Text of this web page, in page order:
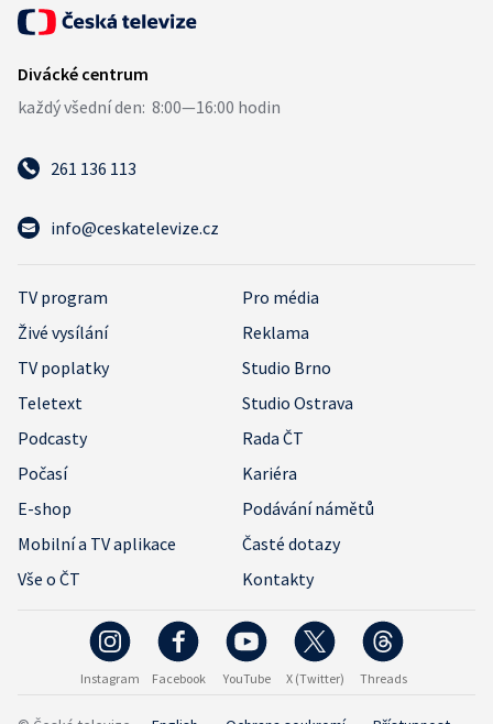
261 136 113
info@ceskatelevize.cz
TV program
Pro média
Živé vysílání
Reklama
TV poplatky
Studio Brno
Teletext
Studio Ostrava
Podcasty
Rada ČT
Počasí
Kariéra
E-shop
Podávání námětů
Mobilní a TV aplikace
Časté dotazy
Vše o ČT
Kontakty
Instagram Facebook YouTube X (Twitter) Threads